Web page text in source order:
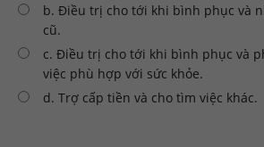
b. Điều trị cho tới khi bình phục và
cũ.
c. Điều trị cho tới khi bình phục và
việc phù hợp với sức khỏe.
d. Trợ cấp tiền và cho tìm việc khác.